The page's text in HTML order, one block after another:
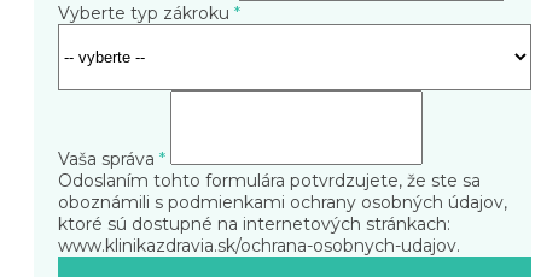
Vyberte typ zákroku *
Vaša správa *
Odoslaním tohto formulára potvrdzujete, že ste sa
oboznámili s podmienkami ochrany osobných údajov,
ktoré sú dostupné na internetových stránkach:
www.klinikazdravia.sk/ochrana-osobnych-udajov.